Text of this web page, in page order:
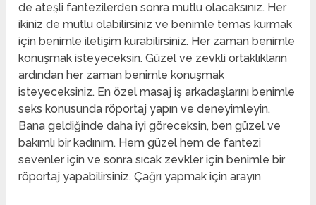
de ateşli fantezilerden sonra mutlu olacaksınız. Her
ikiniz de mutlu olabilirsiniz ve benimle temas kurmak
için benimle iletişim kurabilirsiniz. Her zaman benimle
konuşmak isteyeceksin. Güzel ve zevkli ortaklıkların
ardından her zaman benimle konuşmak
isteyeceksiniz. En özel masaj iş arkadaşlarını benimle
seks konusunda röportaj yapın ve deneyimleyin.
Bana geldiğinde daha iyi göreceksin, ben güzel ve
bakımlı bir kadınım. Hem güzel hem de fantezi
sevenler için ve sonra sıcak zevkler için benimle bir
röportaj yapabilirsiniz. Çağrı yapmak için arayın